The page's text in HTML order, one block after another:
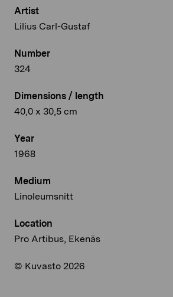
Artist
Lilius Carl-Gustaf
Number
324
Dimensions / length
40,0 x 30,5 cm
Year
1968
Medium
Linoleumsnitt
Location
Pro Artibus, Ekenäs
© Kuvasto 2026